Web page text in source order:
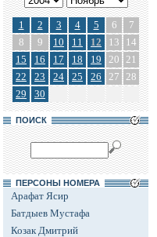
1 2 3 4 5 6
7
8
9 10 11 12 13
14
15
16 17 18 19 20 21
22
23 24 25 26 27 28
29
30
ПОИСК
ПЕРСОНЫ НОМЕРА
Арафат Ясир
Батдыев Мустафа
Козак Дмитрий